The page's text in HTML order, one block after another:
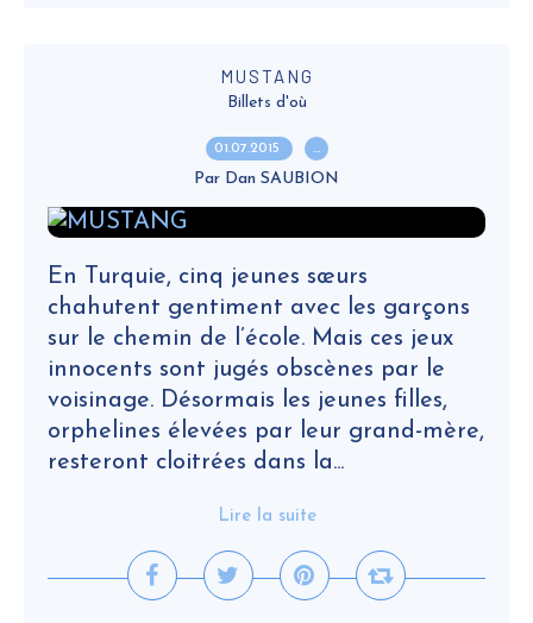
MUSTANG
Billets d'où
01.07.2015 …
Par Dan SAUBION
En Turquie, cinq jeunes sœurs
chahutent gentiment avec les garçons
sur le chemin de l’école. Mais ces jeux
innocents sont jugés obscènes par le
voisinage. Désormais les jeunes filles,
orphelines élevées par leur grand-mère,
resteront cloitrées dans la...
Lire la suite